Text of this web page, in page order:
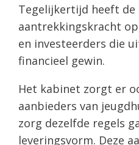
Tegelijkertijd heeft
aantrekkingskracht
en investeerders die
financieel gewin.
Het kabinet zorgt er
aanbieders van
zorg dezelfde regels
leveringsvorm. Deze